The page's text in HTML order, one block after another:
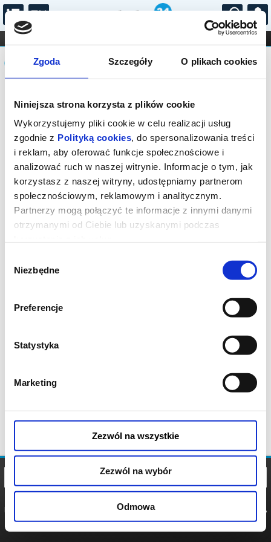
Zgoda Szczegóły O plikach cookies
Niniejsza strona korzysta z plików cookie
Wykorzystujemy pliki cookie w celu realizacji usług
zgodnie z Polityką cookies, do spersonalizowania treści
i reklam, aby oferować funkcje społecznościowe i
analizować ruch w naszej witrynie. Informacje o tym, jak
korzystasz z naszej witryny, udostępniamy partnerom
społecznościowym, reklamowym i analitycznym.
Partnerzy mogą połączyć te informacje z innymi danymi
otrzymanymi od Ciebie lub uzyskanymi podczas
zgody
Niezbędne
Preferencje
Statystyka
Marketing
Zezwól na wszystkie
Zezwól na wybór
Odmowa
...
FILHARMONIA OPERA I BALET
STAND-UP
DLA DZIECI
Komunikat
Sprzedaż on-line została zakończona,
sprawdź dostępność biletów w kasie.
POLITYKA
POLITYKA